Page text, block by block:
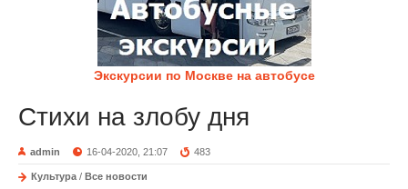
Экскурсии по Москве на автобусе
Стихи на злобу дня
admin 16-04-2020, 21:07 483
Культура / Все новости